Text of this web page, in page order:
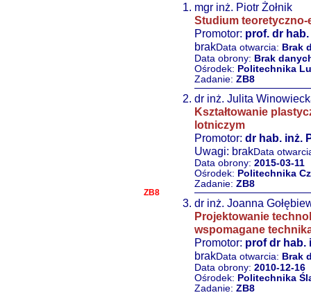
ZB8
mgr inż. Piotr Żołnik
Studium
Promotor: prof. dr
brakData otwarcia: Brak
Data obrony: Brak
Ośrodek: Politechnika
Zadanie: ZB8
dr inż. Julita
Kształtowanie
lotniczym
Promotor: dr hab. inż.
Uwagi: brakData
Data obrony: 2015-03-11
Ośrodek: Politechnika
Zadanie: ZB8
dr inż. Joanna
Projektowanie
wspomagane
Promotor: prof dr hab.
brakData otwarcia: Brak
Data obrony: 2010-12-16
Ośrodek: Politechnika
Zadanie: ZB8